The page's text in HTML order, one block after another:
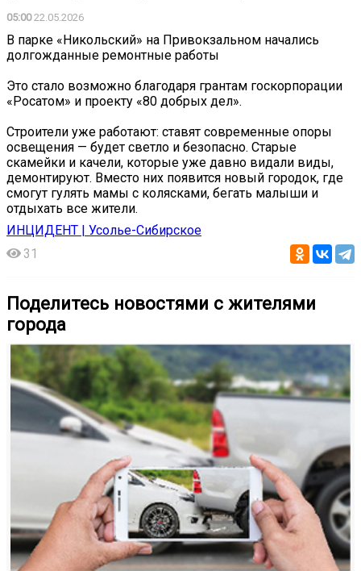
05:0022.05.2026
В парке «Никольский» на Привокзальном начались
долгожданные ремонтные работы
Это стало возможно благодаря грантам госкорпорации
«Росатом» и проекту «80 добрых дел».
Строители уже работают: ставят современные опоры
освещения — будет светло и безопасно. Старые
скамейки и качели, которые уже давно видали виды,
демонтируют. Вместо них появится новый городок, где
смогут гулять мамы с колясками, бегать малыши и
отдыхать все жители.
ИНЦИДЕНТ | Усолье-Сибирское
31
Поделитесь новостями с жителями
города